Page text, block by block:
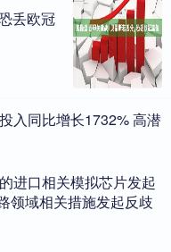
丢欧冠
入同比增长1732% 高潜
进口相关模拟芯片发起
领域相关措施发起反歧